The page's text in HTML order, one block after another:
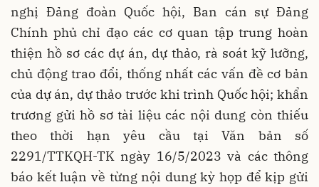
nghị Đảng đoàn Quốc hội, Ban cán sự Đảng
Chính phủ chỉ đạo các cơ quan tập trung hoàn
thiện hồ sơ các dự án, dự thảo, rà soát kỹ lưỡng,
chủ động trao đổi, thống nhất các vấn đề cơ bản
của dự án, dự thảo trước khi trình Quốc hội; khẩn
trương gửi hồ sơ tài liệu các nội dung còn thiếu
theo thời hạn yêu cầu tại Văn bản số
2291/TTKQH-TK ngày 16/5/2023 và các thông
báo kết luận về từng nội dung kỳ họp để kịp gửi